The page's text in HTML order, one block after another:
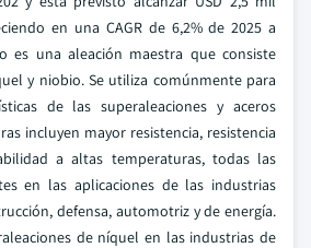
en una CAGR de 6,2% de 2025 a
es una aleación maestra que consiste
y niobio. Se utiliza comúnmente para
de las superaleaciones y aceros
incluyen mayor resistencia, resistencia
a altas temperaturas, todas las
en las aplicaciones de las industrias
defensa, automotriz y de energía.
de níquel en las industrias de